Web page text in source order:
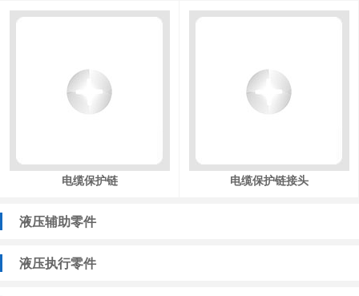
电缆保护链 电缆保护链接头
液压辅助零件
液压执行零件